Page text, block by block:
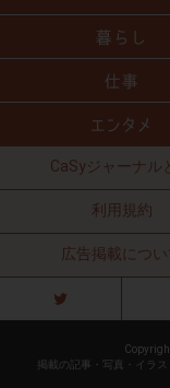
CaSyジャーナル
利用規約
広告掲載につい
掲載の記事・写真・イラ